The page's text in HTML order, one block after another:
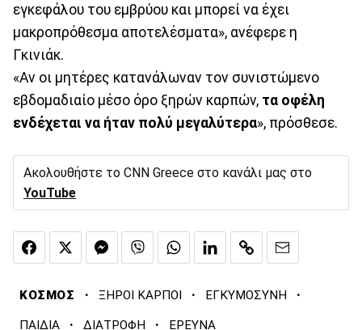
εγκεφάλου του εμβρύου και μπορεί να έχει
μακροπρόθεσμα αποτελέσματα», ανέφερε η
Γκινιάκ.
«Αν οι μητέρες κατανάλωναν τον συνιστώμενο
εβδομαδιαίο μέσο όρο ξηρών καρπών, τα οφέλη
ενδέχεται να ήταν πολύ μεγαλύτερα», πρόσθεσε.
Ακολουθήστε το CNN Greece στο κανάλι μας στο
YouTube
ΚΟΣΜΟΣ · ΞΗΡΟΙ ΚΑΡΠΟΙ · ΕΓΚΥΜΟΣΥΝΗ ·
ΠΑΙΔΙΑ · ΔΙΑΤΡΟΦΗ · ΕΡΕΥΝΑ